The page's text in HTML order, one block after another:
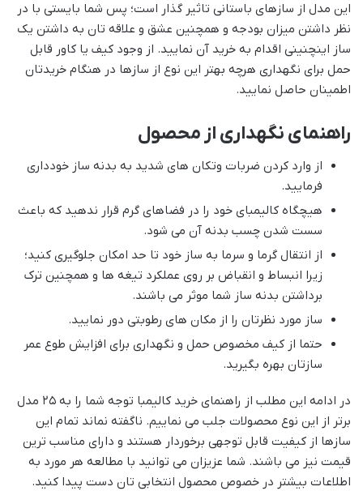
این مدل از سازهای باستانی تاثیر گذار است؛ پس شما بایستی با در
نظر داشتن میزان بودجه و همچنین عشق و علاقه تان به داشتن یک
ساز اینچنینی اقدام به خرید آن نمایید. از وجود کیف یا کاور قابل
حمل برای نگهداری هرچه بهتر این نوع از سازها در هنگام خریدتان
اطمینان حاصل نمایید.
راهنمای نگهداری از محصول
از وارد کردن ضربات وتکان های شدید به بدنه ساز خودداری
فرمایید.
هیچگاه کالیمبای خود را در فضاهای گرم قرار ندهید که باعث
سست شدن چسب بدنه آن می شود.
از انتقال گرما و سرما به ساز خود تا حد امکان جلوگیری کنید؛
زیرا انبساط و انقباض بر روی عملکرد تیغه ها و همچنین ترک
برداشتن بدنه ساز شما موثر می باشند.
ساز مورد نظرتان را از مکان های رطوبتی دور نمایید.
حتما از کیف مخصوص حمل و نگهداری برای افزایش طوع عمر
سازتان بهره بگیرید.
در ادامه این مطلب از راهنمای خرید کالیمبا توجه شما را به ۲۵ مدل
برتر از این نوع محصولات جلب می نماییم. ناگفته نماند تمام این
سازها از کیفیت قابل توجهی برخوردار هستند و دارای مناسب ترین
قیمت نیز می باشند. شما عزیزان می توانید با مطالعه هر مورد به
اطلاعات بیشتر در خصوص محصول انتخابی تان دست پیدا کنید.